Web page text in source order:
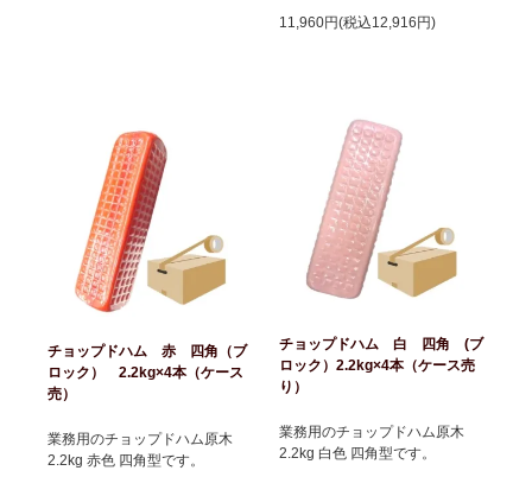
11,960円(税込12,916円)
チョップドハム 赤 四角（ブ
ロック） 2.2kg×4本（ケース
売）
業務用のチョップドハム原木
2.2kg 赤色 四角型です。
チョップドハム 白 四角 (ブ
ロック）2.2kg×4本（ケース売
り）
業務用のチョップドハム原木
2.2kg 白色 四角型です。